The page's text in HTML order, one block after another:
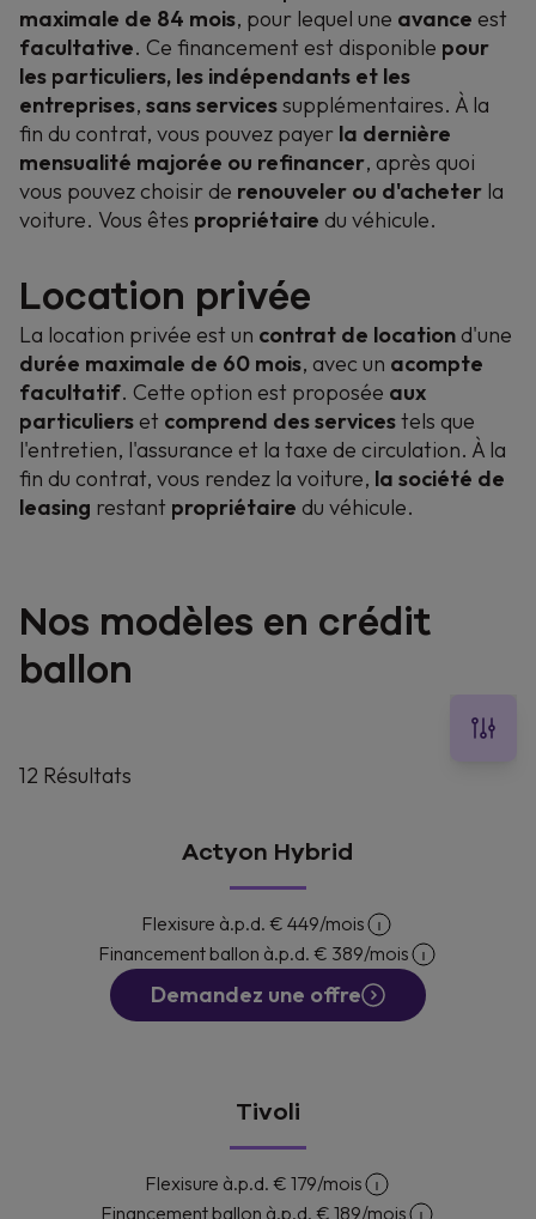
maximale de 84 mois, pour lequel une avance est
facultative. Ce financement est disponible pour
les particuliers, les indépendants et les
entreprises, sans servicessupplémentaires. À la
fin du contrat, vous pouvez payer la dernière
mensualité majorée ou refinancer, après quoi
vous pouvez choisir de renouveler ou d'acheter la
voiture. Vous êtes propriétaire du véhicule.
Location privée
La location privée est un contrat de location d'une
durée maximale de 60 mois, avec un acompte
facultatif. Cette option est proposée aux
particuliers et comprend des servicestels que
l'entretien, l'assurance et la taxe de circulation. À la
fin du contrat, vous rendez la voiture, la société de
leasing restant propriétaire du véhicule.
Nos modèles en crédit
ballon
12 Résultats
Actyon Hybrid
Flexisure à.p.d. € 449/mois
Financement ballon à.p.d. € 389/mois
Demandez une offre
Tivoli
Flexisure à.p.d. € 179/mois
Financement ballon à.p.d. € 189/mois